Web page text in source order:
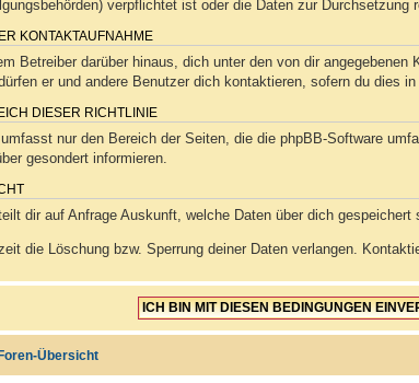
verpflichtet ist oder die Daten zur Durchsetzung
KONTAKTAUFNAHME
Betreiber darüber hinaus, dich unter den von dir
er und andere Benutzer dich kontaktieren, sofern du dies
DIESER RICHTLINIE
nur den Bereich der Seiten, die die phpBB-Software
gesondert informieren.
dir auf Anfrage Auskunft, welche Daten über dich gespeichert
die Löschung bzw. Sperrung deiner Daten verlangen.
Übersicht